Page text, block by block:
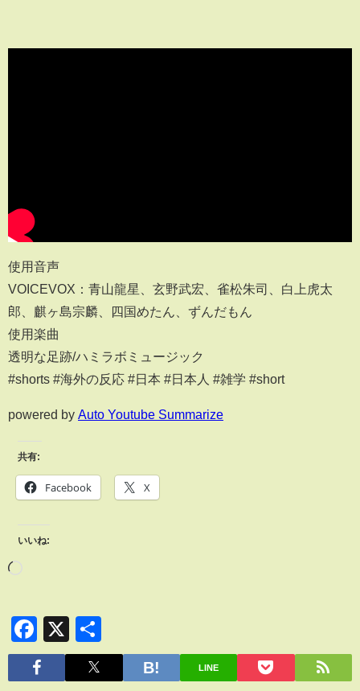
使用音声
VOICEVOX：青山龍星、玄野武宏、雀松朱司、白上虎太
郎、麒ヶ島宗麟、四国めたん、ずんだもん
使用楽曲
透明な足跡/ハミラボミュージック
#shorts #海外の反応 #日本 #日本人 #雑学 #short
powered by Auto Youtube Summarize
共有:
Facebook X
いいね:
Facebook
X
有
LINE